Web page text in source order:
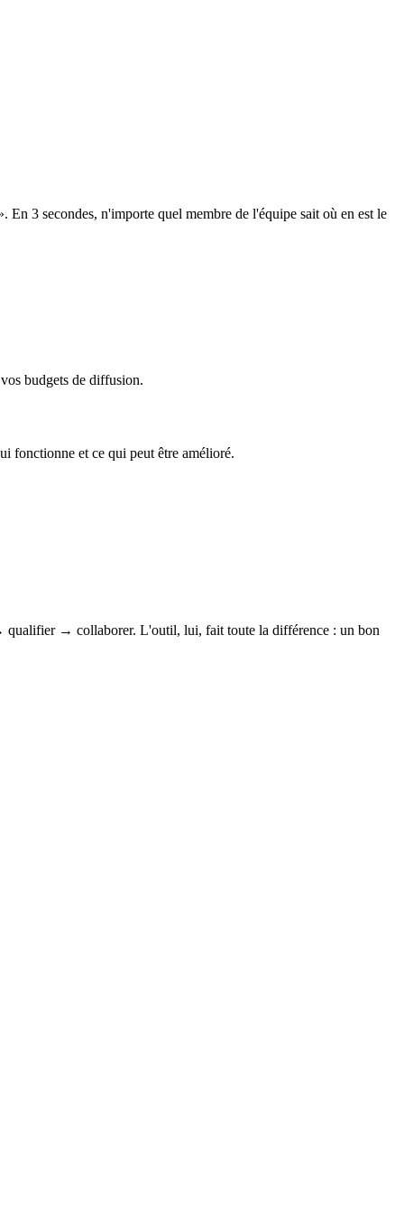
3 secondes, n'importe quel membre de l'équipe sait où en est le
budgets de diffusion.
fonctionne et ce qui peut être amélioré.
qualifier → collaborer. L'outil, lui, fait toute la différence : un bon